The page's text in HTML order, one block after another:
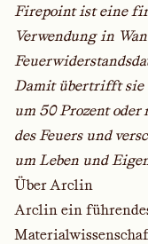
Firepoint ist eine
Verwendung in
Damit übertrifft sie
um 50 Prozent
des Feuers und
um Leben und
Über Arclin
Arclin ein